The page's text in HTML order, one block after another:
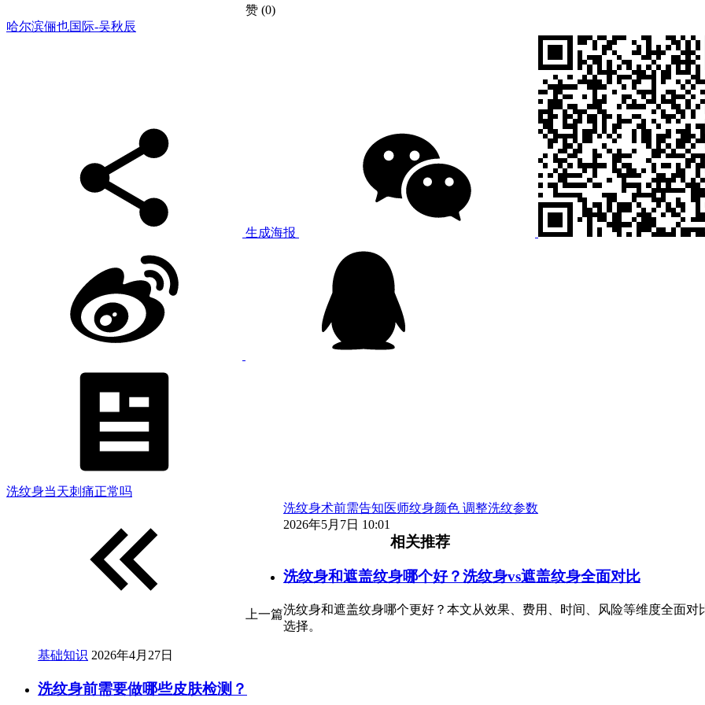
赞 (0)
哈尔滨俪也国际-吴秋辰
生成海报
洗纹身当天刺痛正常吗
上一篇
洗纹身术前需告知医师纹身颜色 调整洗纹参数
2026年5月7日 10:01
相关推荐
洗纹身和遮盖纹身哪个好？洗纹身vs遮盖纹身全面对比
洗纹身和遮盖纹身哪个更好？本文从效果、费用、时间、风险等维度全面对
选择。
基础知识 2026年4月27日
洗纹身前需要做哪些皮肤检测？